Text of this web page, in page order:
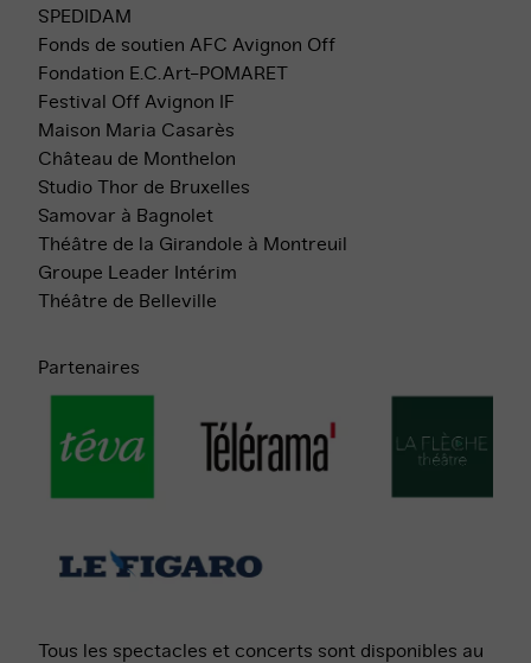
SPEDIDAM
Fonds de soutien AFC Avignon Off
Fondation E.C.Art-POMARET
Festival Off Avignon IF
Maison Maria Casarès
Château de Monthelon
Studio Thor de Bruxelles
Samovar à Bagnolet
Théâtre de la Girandole à Montreuil
Groupe Leader Intérim
Théâtre de Belleville
Partenaires
Tous les spectacles et concerts sont disponibles au